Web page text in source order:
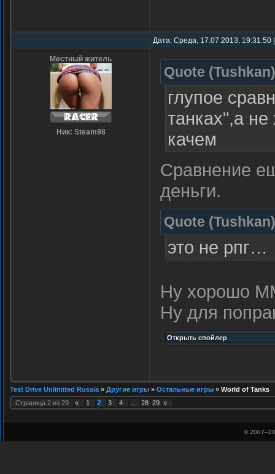
Дата: Среда, 17.07.2013,
Местный житель
Ник: Steam98
Quote (Tushkan)
глупое
танках",а
качем
Сравнение
деньги.
Quote (Tushkan)
это не рпг…
Ну хорошо
Ну для
Test Drive Unlimited Russia » Другие игры » Остальные игры » World of Tanks
Страница 2 из 29 « 1 2 3 4 28 29 »
© 2007–